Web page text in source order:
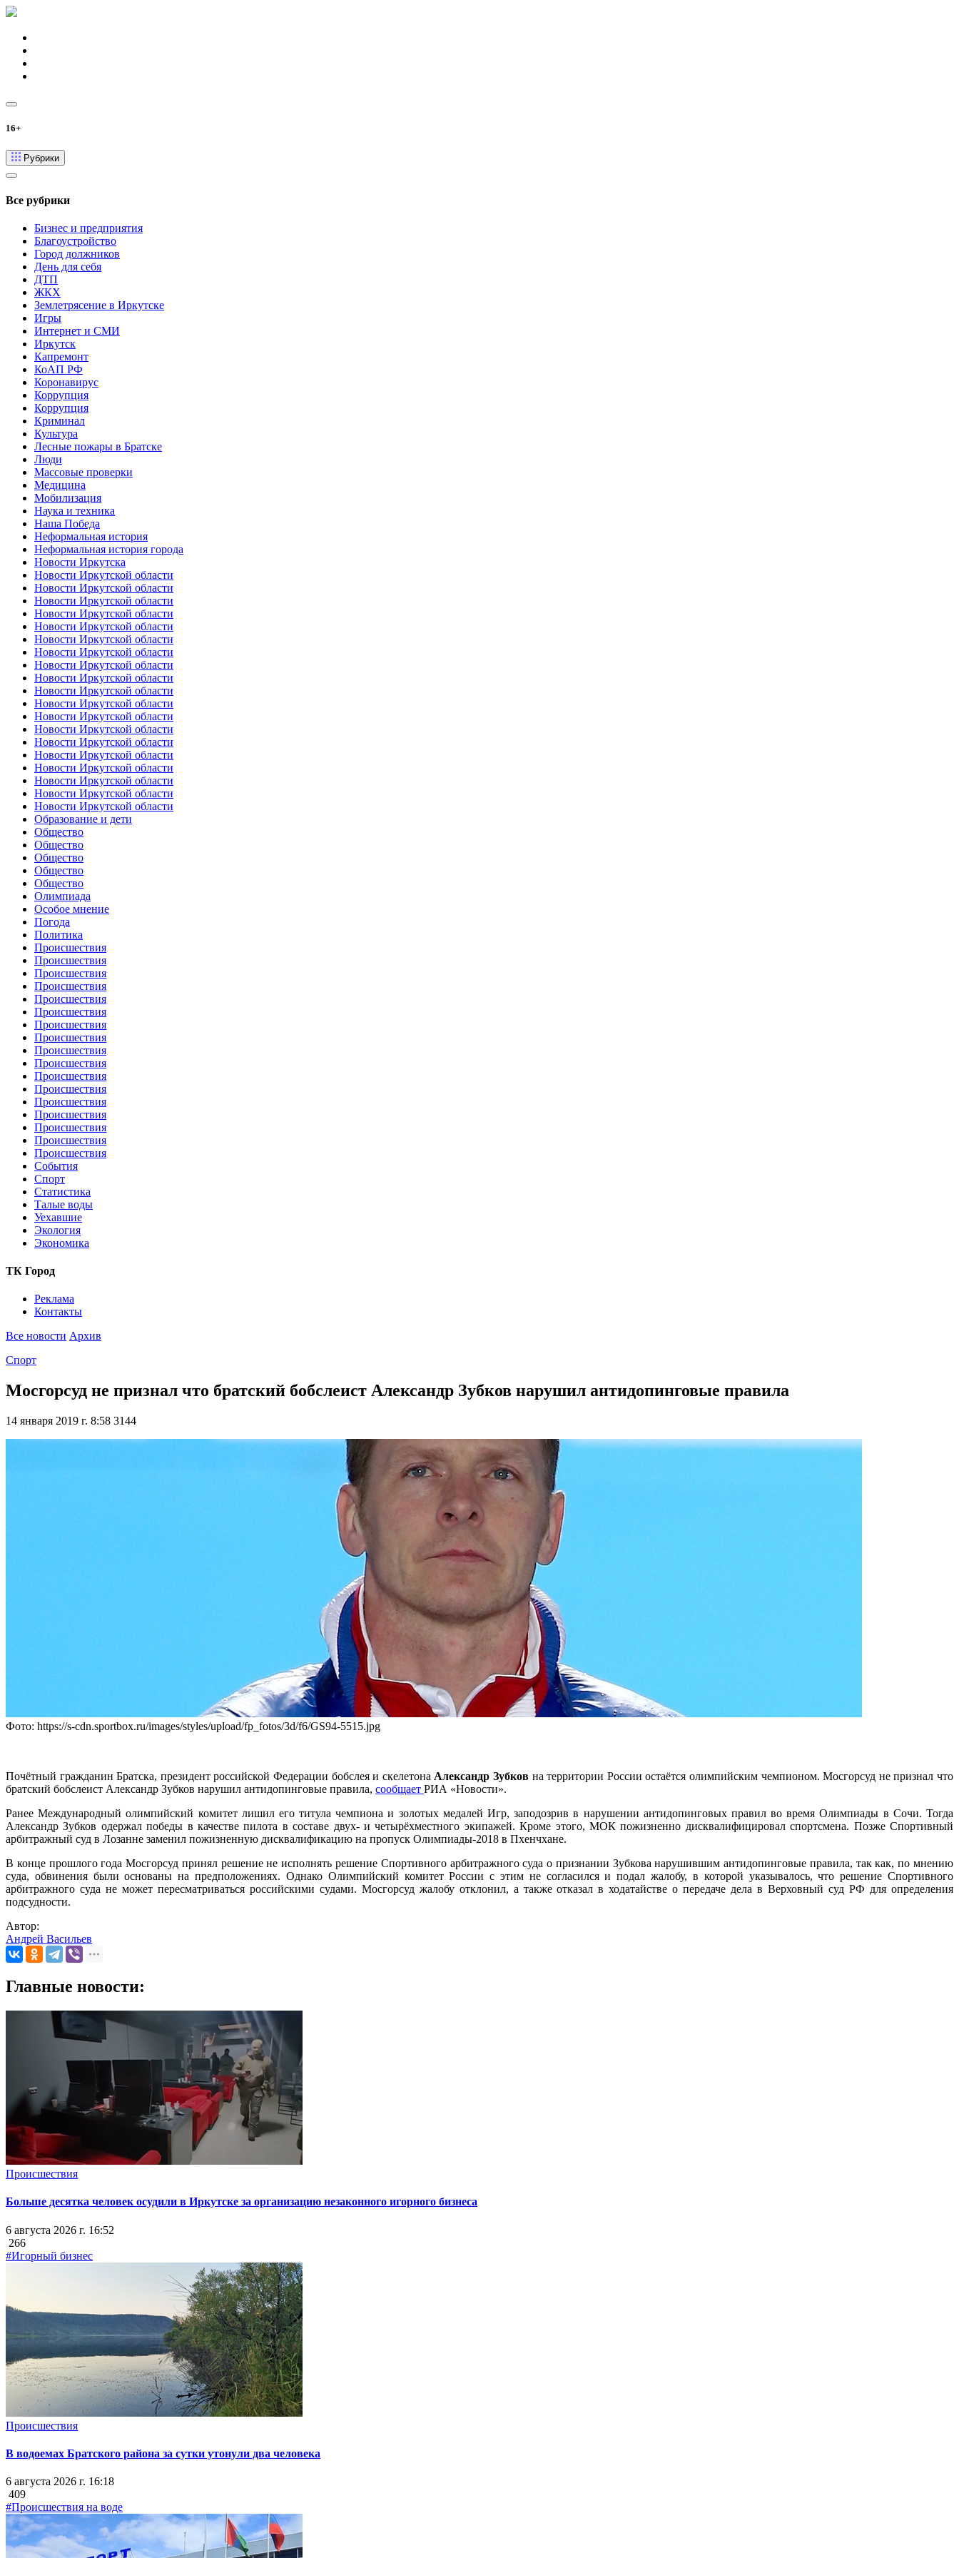
16+
Рубрики
Все рубрики
Бизнес и предприятия
Благоустройство
Город должников
День для себя
ДТП
ЖКХ
Землетрясение в Иркутске
Игры
Интернет и СМИ
Иркутск
Капремонт
КоАП РФ
Коронавирус
Коррупция
Коррупция
Криминал
Культура
Лесные пожары в Братске
Люди
Массовые проверки
Медицина
Мобилизация
Наука и техника
Наша Победа
Неформальная история
Неформальная история города
Новости Иркутска
Новости Иркутской области
Новости Иркутской области
Новости Иркутской области
Новости Иркутской области
Новости Иркутской области
Новости Иркутской области
Новости Иркутской области
Новости Иркутской области
Новости Иркутской области
Новости Иркутской области
Новости Иркутской области
Новости Иркутской области
Новости Иркутской области
Новости Иркутской области
Новости Иркутской области
Новости Иркутской области
Новости Иркутской области
Новости Иркутской области
Новости Иркутской области
Образование и дети
Общество
Общество
Общество
Общество
Общество
Олимпиада
Особое мнение
Погода
Политика
Происшествия
Происшествия
Происшествия
Происшествия
Происшествия
Происшествия
Происшествия
Происшествия
Происшествия
Происшествия
Происшествия
Происшествия
Происшествия
Происшествия
Происшествия
Происшествия
Происшествия
События
Спорт
Статистика
Талые воды
Уехавшие
Экология
Экономика
ТК Город
Реклама
Контакты
Все новости Архив
Спорт
Мосгорсуд не признал что братский бобслеист Александр Зубков нарушил антидопинговые правила
14 января 2019 г. 8:58 3144
Фото: https://s-cdn.sportbox.ru/images/styles/upload/fp_fotos/3d/f6/GS94-5515.jpg
Почётный гражданин Братска, президент российской Федерации бобслея и скелетона Александр Зубков на территории России остаётся олимпийским чемпионом. Мосгорсуд не признал что
братский бобслеист Александр Зубков нарушил антидопинговые правила, сообщает РИА «Новости».
Ранее Международный олимпийский комитет лишил его титула чемпиона и золотых медалей Игр, заподозрив в нарушении антидопинговых правил во время Олимпиады в Сочи. Тогда
Александр Зубков одержал победы в качестве пилота в составе двух- и четырёхместного экипажей. Кроме этого, МОК пожизненно дисквалифицировал спортсмена. Позже Спортивный
арбитражный суд в Лозанне заменил пожизненную дисквалификацию на пропуск Олимпиады-2018 в Пхенчхане.
В конце прошлого года Мосгорсуд принял решение не исполнять решение Спортивного арбитражного суда о признании Зубкова нарушившим антидопинговые правила, так как, по мнению
суда, обвинения были основаны на предположениях. Однако Олимпийский комитет России с этим не согласился и подал жалобу, в которой указывалось, что решение Спортивного
арбитражного суда не может пересматриваться российскими судами. Мосгорсуд жалобу отклонил, а также отказал в ходатайстве о передаче дела в Верховный суд РФ для определения
подсудности.
Автор:
Андрей Васильев
Главные новости:
Происшествия
Больше десятка человек осудили в Иркутске за организацию незаконного игорного бизнеса
6 августа 2026 г. 16:52
266
#Игорный бизнес
Происшествия
В водоемах Братского района за сутки утонули два человека
6 августа 2026 г. 16:18
409
#Происшествия на воде